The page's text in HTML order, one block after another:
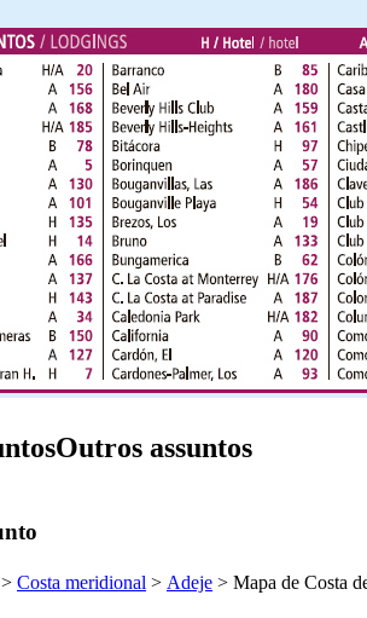
Outros assuntos
> Costa meridional > Adeje > Mapa de Costa